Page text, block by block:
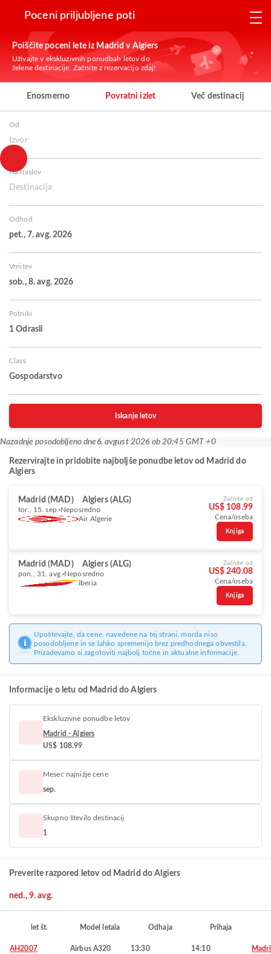
Poceni priljubljene poti
Poiščite poceni lete iz Madrid v Algiers
Uživajte v ekskluzivnih ponudbah letov do
želene destinacije. Začnite z rezervacijo zdaj!
Enosmerno Povratni izlet Več destinacij
Od
Izvor
Na naslov
Destinacija
Odhod
pet., 7. avg. 2026
Vrnitev
sob., 8. avg. 2026
Potniki
1 Odrasli
Class
Gospodarstvo
Iskanje letov
Nazadnje posodobljeno dne 6. avgust 2026 ob 20:45 GMT +0
Rezervirajte in pridobite najboljše ponudbe letov od Madrid do
Algiers
Madrid (MAD) Algiers (ALG)
tor., 15. sep. Neposredno
Air Algerie
Začnite od
US$ 108.99
Cena/oseba
Knjiga
Madrid (MAD) Algiers (ALG)
pon., 31. avg. Neposredno
Iberia
Začnite od
US$ 240.08
Cena/oseba
Knjiga
Upoštevajte, da cene, navedene na tej strani, morda niso
posodobljene in se lahko spremenijo brez predhodnega obvestila.
Prizadevamo si zagotoviti najbolj točne in aktualne informacije.
Informacije o letu od Madrid do Algiers
Ekskluzivne ponudbe letov
Madrid - Algiers
US$ 108.99
Mesec najnižje cene
sep.
Skupno število destinacij
1
Preverite razpored letov od Madrid do Algiers
ned., 9. avg.
let št. Model letala Odhaja Prihaja
AH2007 Airbus A320 13:30 14:10